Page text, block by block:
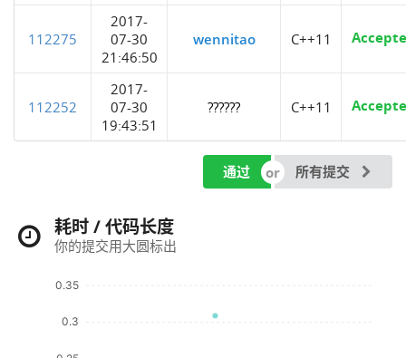
112275
2017-
07-30
21:46:50
wennitao C++11
112252
2017-
07-30
19:43:51
?????? C++11
通过 所有提交
耗时 / 代码长度
你的提交用大圆标出